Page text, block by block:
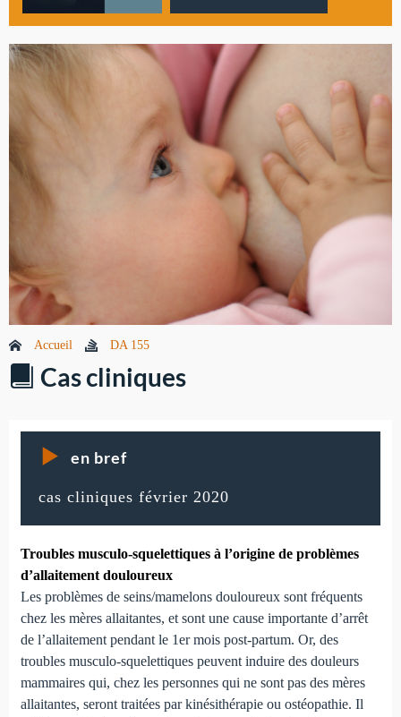
Accueil DA 155
Cas cliniques
en bref
cas cliniques février 2020
Troubles musculo-squelettiques à l’origine de problèmes
d’allaitement douloureux
Les problèmes de seins/mamelons douloureux sont fréquents
chez les mères allaitantes, et sont une cause importante d’arrêt
de l’allaitement pendant le 1er mois post-partum. Or, des
troubles musculo-squelettiques peuvent induire des douleurs
mammaires qui, chez les personnes qui ne sont pas des mères
allaitantes, seront traitées par kinésithérapie ou ostéopathie. Il